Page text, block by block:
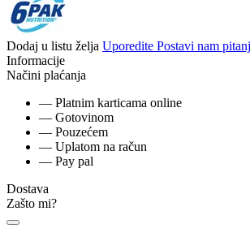
Dodaj u listu želja Uporedite Postavi nam
Informacije
Načini plaćanja
— Platnim karticama online
— Gotovinom
— Pouzećem
— Uplatom na račun
— Pay pal
Dostava
Zašto mi?